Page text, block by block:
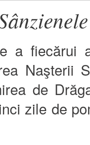
a fiecărui
Naşterii
de
zile de